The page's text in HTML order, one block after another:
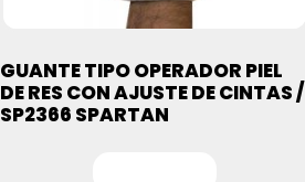
GUANTE TIPO OPERADOR PIEL
DE RES CON AJUSTE DE CINTAS /
SP2366 SPARTAN